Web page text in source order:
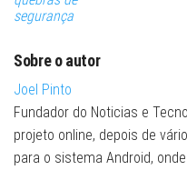
segurança
Sobre o autor
Joel Pinto
Fundador do Noticias e
projeto online, depois de
para o sistema Android,